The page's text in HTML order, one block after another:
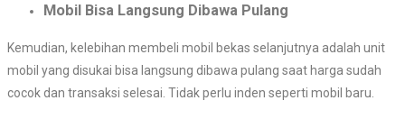
Mobil Bisa Langsung Dibawa Pulang
Kemudian, kelebihan membeli mobil bekas selanjutnya adalah unit
mobil yang disukai bisa langsung dibawa pulang saat harga sudah
cocok dan transaksi selesai. Tidak perlu inden seperti mobil baru.